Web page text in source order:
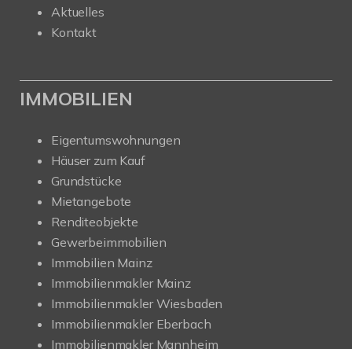
Aktuelles
Kontakt
IMMOBILIEN
Eigentumswohnungen
Häuser zum Kauf
Grundstücke
Mietangebote
Renditeobjekte
Gewerbeimmobilien
Immobilien Mainz
Immobilienmakler Mainz
Immobilienmakler Wiesbaden
Immobilienmakler Eberbach
Immobilienmakler Mannheim